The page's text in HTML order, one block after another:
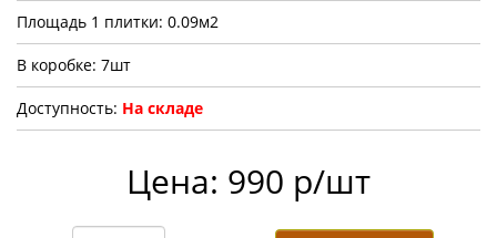
Площадь 1 плитки: 0.09м2
В коробке: 7шт
Доступность: На складе
Цена: 990 р/шт